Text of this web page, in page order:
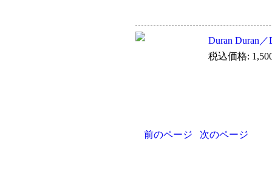
Duran Duran／
税込価格:
前のページ 次のページ